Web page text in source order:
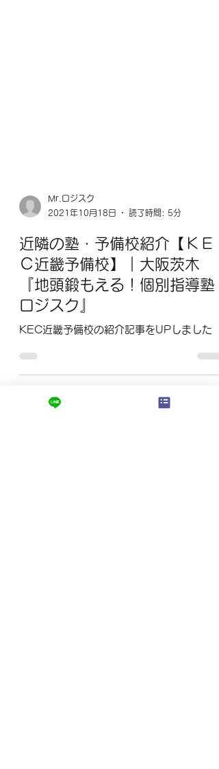
Mr.ロジスク
2021年10月18日
読了時間: 5分
近隣の塾・予備校紹介【ＫＥ
Ｃ近畿予備校】｜大阪茨木
『地頭鍛もえる！個別指導塾
ロジスク』
KEC近畿予備校の紹介記事をUPしました